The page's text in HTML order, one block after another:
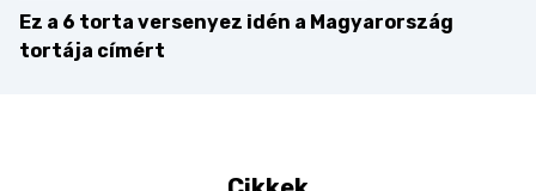
Ez a 6 torta versenyez idén a Magyarország
tortája címért